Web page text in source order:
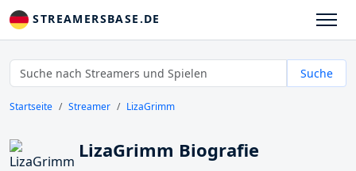
STREAMERSBASE.DE
Suche
Startseite Streamer LizaGrimm
LizaGrimm Biografie